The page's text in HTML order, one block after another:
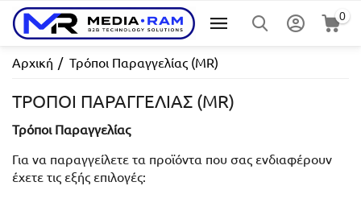
0
Αρχική / Τρόποι Παραγγελίας (MR)
ΤΡΌΠΟΙ ΠΑΡΑΓΓΕΛΊΑΣ (MR)
Τρόποι Παραγγελίας
Για να παραγγείλετε τα προϊόντα που σας ενδιαφέρουν
έχετε τις εξής επιλογές: